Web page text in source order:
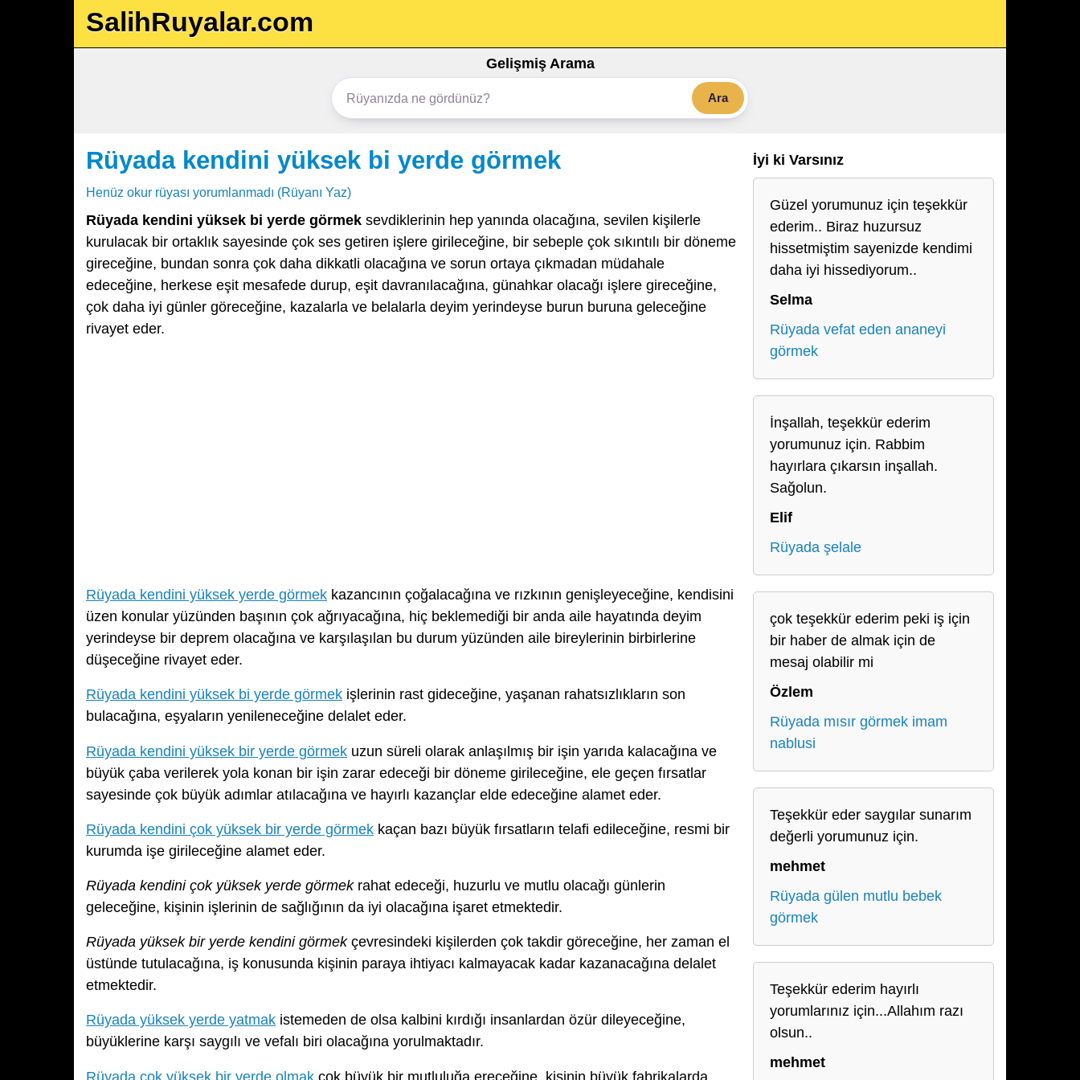
SalihRuyalar.com
Gelişmiş Arama
Ara
Rüyada kendini yüksek bi yerde görmek
Henüz okur rüyası yorumlanmadı (Rüyanı Yaz)
Rüyada kendini yüksek bi yerde görmek sevdiklerinin hep yanında olacağına, sevilen kişilerle
kurulacak bir ortaklık sayesinde çok ses getiren işlere girileceğine, bir sebeple çok sıkıntılı bir döneme
gireceğine, bundan sonra çok daha dikkatli olacağına ve sorun ortaya çıkmadan müdahale
edeceğine, herkese eşit mesafede durup, eşit davranılacağına, günahkar olacağı işlere gireceğine,
çok daha iyi günler göreceğine, kazalarla ve belalarla deyim yerindeyse burun buruna geleceğine
rivayet eder.
Rüyada kendini yüksek yerde görmek kazancının çoğalacağına ve rızkının genişleyeceğine, kendisini
üzen konular yüzünden başının çok ağrıyacağına, hiç beklemediği bir anda aile hayatında deyim
yerindeyse bir deprem olacağına ve karşılaşılan bu durum yüzünden aile bireylerinin birbirlerine
düşeceğine rivayet eder.
Rüyada kendini yüksek bi yerde görmek işlerinin rast gideceğine, yaşanan rahatsızlıkların son
bulacağına, eşyaların yenileneceğine delalet eder.
Rüyada kendini yüksek bir yerde görmek uzun süreli olarak anlaşılmış bir işin yarıda kalacağına ve
büyük çaba verilerek yola konan bir işin zarar edeceği bir döneme girileceğine, ele geçen fırsatlar
sayesinde çok büyük adımlar atılacağına ve hayırlı kazançlar elde edeceğine alamet eder.
Rüyada kendini çok yüksek bir yerde görmek kaçan bazı büyük fırsatların telafi edileceğine, resmi bir
kurumda işe girileceğine alamet eder.
Rüyada kendini çok yüksek yerde görmekrahat edeceği, huzurlu ve mutlu olacağı günlerin
geleceğine, kişinin işlerinin de sağlığının da iyi olacağına işaret etmektedir.
Rüyada yüksek bir yerde kendini görmekçevresindeki kişilerden çok takdir göreceğine, her zaman el
üstünde tutulacağına, iş konusunda kişinin paraya ihtiyacı kalmayacak kadar kazanacağına delalet
etmektedir.
Rüyada yüksek yerde yatmak istemeden de olsa kalbini kırdığı insanlardan özür dileyeceğine,
büyüklerine karşı saygılı ve vefalı biri olacağına yorulmaktadır.
Rüyada çok yüksek bir yerde olmak çok büyük bir mutluluğa ereceğine, kişinin büyük fabrikalarda
İyi ki Varsınız
Güzel yorumunuz için teşekkür
ederim.. Biraz huzursuz
hissetmiştim sayenizde kendimi
daha iyi hissediyorum..
Selma
Rüyada vefat eden ananeyi
görmek
İnşallah, teşekkür ederim
yorumunuz için. Rabbim
hayırlara çıkarsın inşallah.
Sağolun.
Elif
Rüyada şelale
çok teşekkür ederim peki iş için
bir haber de almak için de
mesaj olabilir mi
Özlem
Rüyada mısır görmek imam
nablusi
Teşekkür eder saygılar sunarım
değerli yorumunuz için.
mehmet
Rüyada gülen mutlu bebek
görmek
Teşekkür ederim hayırlı
yorumlarınız için...Allahım razı
olsun..
mehmet